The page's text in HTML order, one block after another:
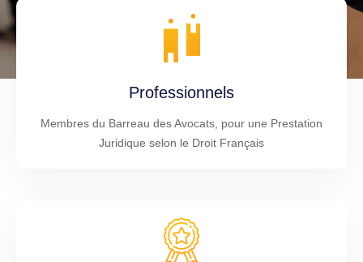
Professionnels
Membres du Barreau des Avocats, pour une Prestation
Juridique selon le Droit Français